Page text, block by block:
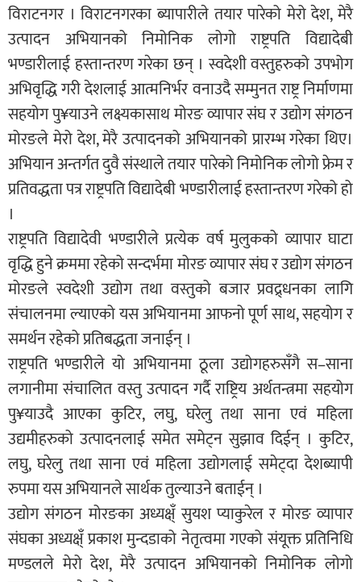
विराटनगर । विराटनगरका ब्यापारीले तयार पारेको मेरो देश, मेरै
उत्पादन अभियानको निमोनिक लोगो राष्ट्रपति विद्यादेबी
भण्डारीलाई हस्तान्तरण गरेका छन् । स्वदेशी वस्तुहरुको उपभोग
अभिवृद्धि गरी देशलाई आत्मनिर्भर वनाउदै सम्मुनत राष्ट्र निर्माणमा
सहयोग पु¥याउने लक्ष्यकासाथ मोरङ व्यापार संघ र उद्योग संगठन
मोरङले मेरो देश, मेरै उत्पादनको अभियानको प्रारम्भ गरेका थिए।
अभियान अन्तर्गत दुवै संस्थाले तयार पारेको निमोनिक लोगो फ्रेम र
प्रतिवद्धता पत्र राष्ट्रपति विद्यादेबी भण्डारीलाई हस्तान्तरण गरेको हो
।
राष्ट्रपति विद्यादेवी भण्डारीले प्रत्येक वर्ष मुलुकको व्यापार घाटा
वृद्धि हुने क्रममा रहेको सन्दर्भमा मोरङ व्यापार संघ र उद्योग संगठन
मोरङले स्वदेशी उद्योग तथा वस्तुको बजार प्रवद्र्धनका लागि
संचालनमा ल्याएको यस अभियानमा आफनो पूर्ण साथ, सहयोग र
समर्थन रहेको प्रतिबद्धता जनाईन् ।
राष्ट्रपति भण्डारीले यो अभियानमा ठूला उद्योगहरुसँगै स–साना
लगानीमा संचालित वस्तु उत्पादन गर्दै राष्ट्रिय अर्थतन्त्रमा सहयोग
पु¥याउदै आएका कुटिर, लघु, घरेलु तथा साना एवं महिला
उद्यमीहरुको उत्पादनलाई समेत समेट्न सुझाव दिईन् । कुटिर,
लघु, घरेलु तथा साना एवं महिला उद्योगलाई समेट्दा देशब्यापी
रुपमा यस अभियानले सार्थक तुल्याउने बताईन् ।
उद्योग संगठन मोरङका अध्यक्ष्ँ सुयश प्याकुरेल र मोरङ व्यापार
संघका अध्यक्ष्ँ प्रकाश मुन्दडाको नेतृत्वमा गएको संयूक्त प्रतिनिधि
मण्डलले मेरो देश, मेरै उत्पादन अभियानको निमोनिक लोगो